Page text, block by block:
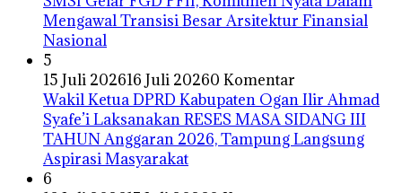
Mengawal Transisi Besar Arsitektur Finansial
Nasional
5
15 Juli 202616 Juli 20260 Komentar
Wakil Ketua DPRD Kabupaten Ogan Ilir Ahmad
Syafe’i Laksanakan RESES MASA SIDANG III
TAHUN Anggaran 2026, Tampung Langsung
Aspirasi Masyarakat
6